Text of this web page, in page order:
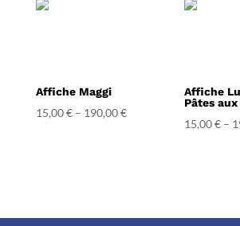
Affiche Maggi
15,00€– 190,00€
Affiche
Pâtes
15,00€ –